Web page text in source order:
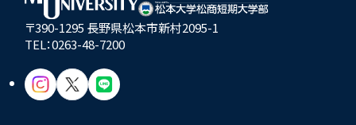
〒390-1295 長野県松本市新村2095-1
TEL：0263-48-7200